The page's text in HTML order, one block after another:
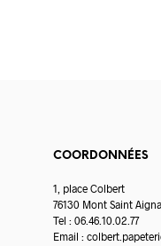
COORDONNÉES
1, place Colbert
76130 Mont Saint
Tel : 06.46.10.02.77
Email :